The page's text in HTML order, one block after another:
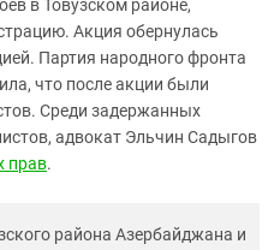
в Товузском районе,
Акция обернулась
Партия народного фронта
что после акции были
Среди задержанных
адвокат Эльчин Садыгов
прав.
района Азербайджана и